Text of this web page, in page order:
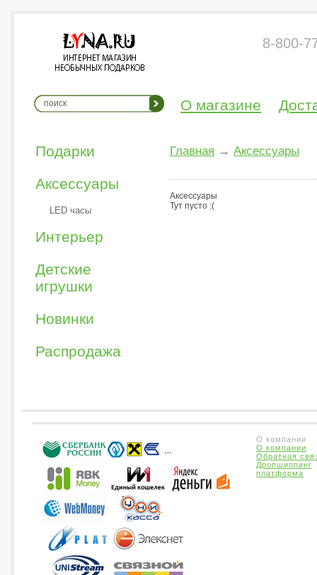
8-800-
О магазине
Подарки
Аксессуары
LED часы
Интерьер
Детские
игрушки
Новинки
Распродажа
Главная → Аксессуары
Аксессуары
Тут пусто :(
О компании
О компании
Обратная
Дропшиппинг
платформа